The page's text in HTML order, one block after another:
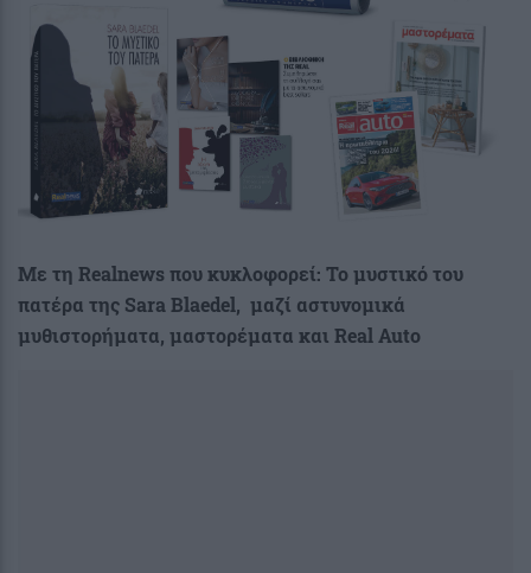
Με τη Realnews που κυκλοφορεί: Το μυστικό του
πατέρα της Sara Blaedel, μαζί αστυνομικά
μυθιστορήματα, μαστορέματα και Real Auto